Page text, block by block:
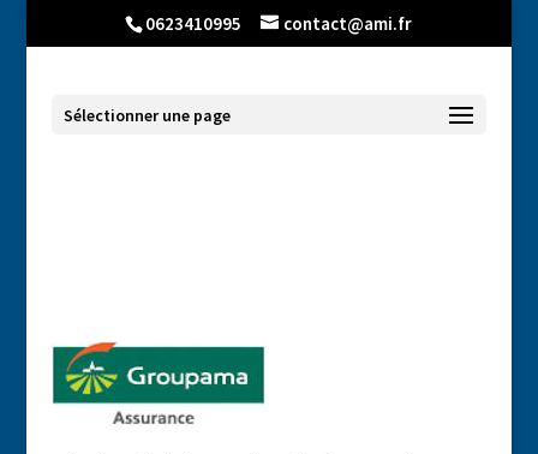
0623410995 contact@ami.fr
Sélectionner une page